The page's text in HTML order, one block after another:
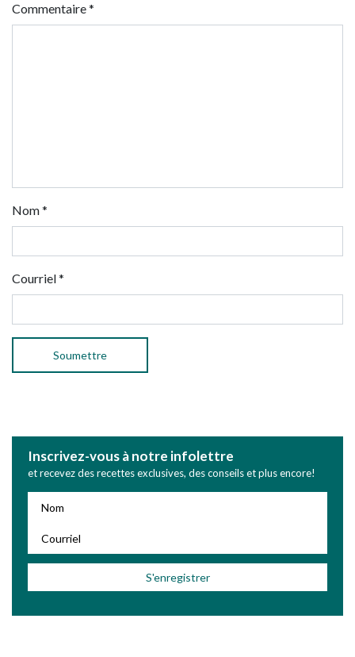
Commentaire*
Nom*
Courriel*
Inscrivez-vous à notre infolettre
et recevez des recettes exclusives, des conseils et plus encore!